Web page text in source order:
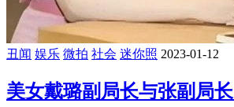
丑闻 娱乐 微拍 社会 迷你照 2023-01-12
美女戴璐副局长与张副局